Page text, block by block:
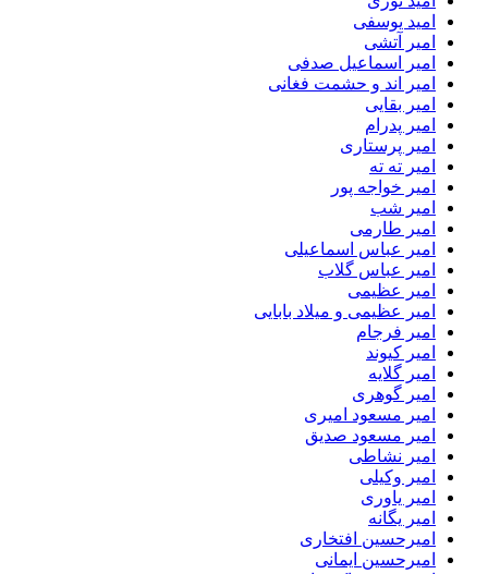
امید یوسفی
امیر آتشی
امیر اسماعیل صدفی
امیر اند و حشمت فغانی
امیر بقایی
امیر پدرام
امیر پرستاری
امیر ته ته
امیر خواجه پور
امیر شب
امیر طارمی
امیر عباس اسماعیلی
امیر عباس گلاب
امیر عظیمی
امیر عظیمی و میلاد بابایی
امیر فرجام
امیر کیوند
امیر گلایه
امیر گوهری
امیر مسعود امیری
امیر مسعود صدیق
امیر نشاطی
امیر وکیلی
امیر یاوری
امیر یگانه
امیرحسین افتخاری
امیرحسین ایمانی